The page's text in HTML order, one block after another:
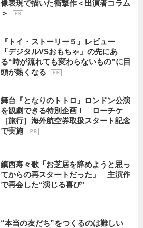
像表現で描いた衝撃作＜出演者コラム
＞
P R
『トイ・ストーリー５』レビュー
「デジタルVSおもちゃ」の先にあ
る“時が流れても変わらないもの”に目
頭が熱くなる
P R
舞台『となりのトトロ』ロンドン公演
を観劇できる特別企画！ ローチケ
［旅行］海外航空券取扱スタート記念
で実施
P R
鎮西寿々歌「お芝居を辞めようと思っ
てからの再スタートだった」 主演作
で再会した“演じる喜び”
“本当の友だち”をつくるのは難しい